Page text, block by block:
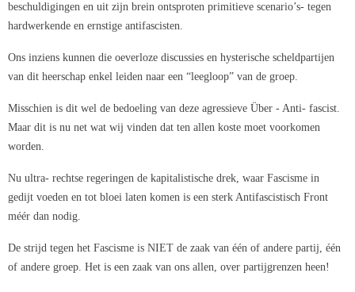
beschuldigingen en uit zijn brein ontsproten primitieve scenario’s- tegen
hardwerkende en ernstige antifascisten.
Ons inziens kunnen die oeverloze discussies en hysterische scheldpartijen
van dit heerschap enkel leiden naar een “leegloop” van de groep.
Misschien is dit wel de bedoeling van deze agressieve Über - Anti- fascist.
Maar dit is nu net wat wij vinden dat ten allen koste moet voorkomen
worden.
Nu ultra- rechtse regeringen de kapitalistische drek, waar Fascisme in
gedijt voeden en tot bloei laten komen is een sterk Antifascistisch Front
méér dan nodig.
De strijd tegen het Fascisme is NIET de zaak van één of andere partij, één
of andere groep. Het is een zaak van ons allen, over partijgrenzen heen!